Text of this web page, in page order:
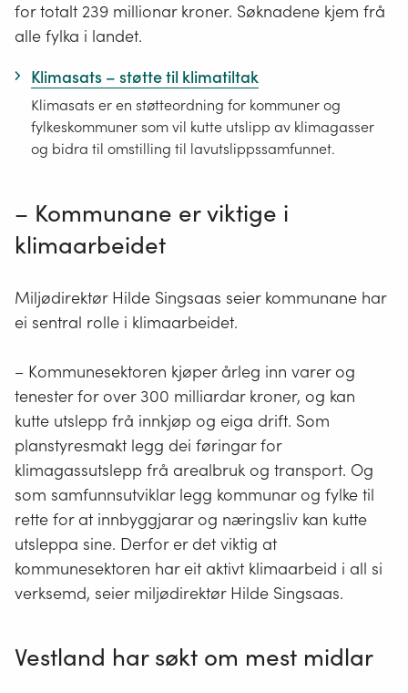
for totalt 239 millionar kroner. Søknadene kjem frå
alle fylka i landet.
Klimasats – støtte til klimatiltak
Klimasats er en støtteordning for kommuner og
fylkeskommuner som vil kutte utslipp av klimagasser
og bidra til omstilling til lavutslippssamfunnet.
– Kommunane er viktige i
klimaarbeidet
Miljødirektør Hilde Singsaas seier kommunane har
ei sentral rolle i klimaarbeidet.
– Kommunesektoren kjøper årleg inn varer og
tenester for over 300 milliardar kroner, og kan
kutte utslepp frå innkjøp og eiga drift. Som
planstyresmakt legg dei føringar for
klimagassutslepp frå arealbruk og transport. Og
som samfunnsutviklar legg kommunar og fylke til
rette for at innbyggjarar og næringsliv kan kutte
utsleppa sine. Derfor er det viktig at
kommunesektoren har eit aktivt klimaarbeid i all si
verksemd, seier miljødirektør Hilde Singsaas.
Vestland har søkt om mest midlar